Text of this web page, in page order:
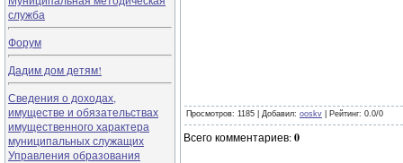
служба
Форум
Дадим дом детям!
Сведения о доходах,
имуществе и обязательствах
имущественного характера
муниципальных служащих
Управления образования
Просмотров: 1185 | Добавил: ooskv Рейтинг: 0.0/0
Всего комментариев:0